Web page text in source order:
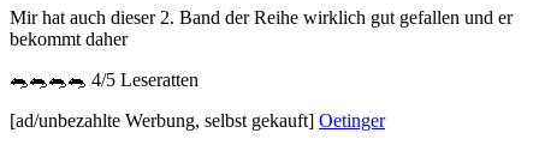
Mir hat auch dieser 2. Band der Reihe wirklich gut gefallen und er
bekommt daher
🐀🐀🐀🐀 4/5 Leseratten
[ad/unbezahlte Werbung, selbst gekauft] Oetinger